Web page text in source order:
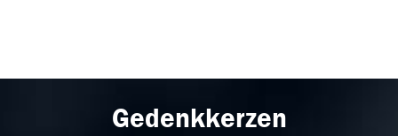
Gedenkkerzen